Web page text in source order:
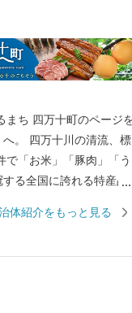
ージを
。 四万十川の清流、標
で「お米」「豚肉」「う
る全国に誇れる特産品
拡大された「栗」も人
あなたに知っていただ
体紹介をもっと見る